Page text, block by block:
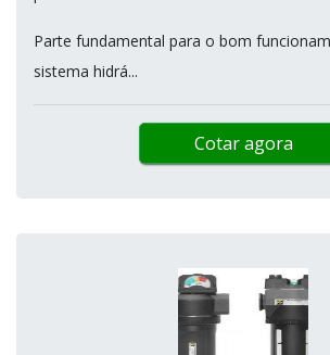
Parte fundamental para o bom
sistema hidrá...
Cotar agora